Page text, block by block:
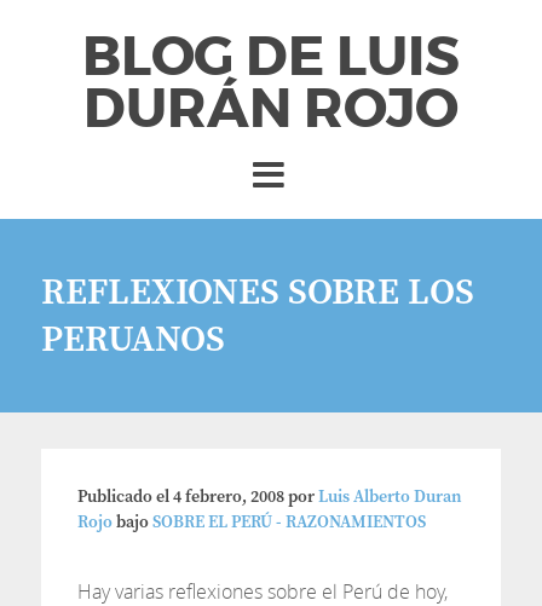
BLOG DE LUIS
DURÁN ROJO
REFLEXIONES SOBRE LOS
PERUANOS
Publicado el4 febrero, 2008porLuis Alberto Duran
RojobajoSOBRE EL PERÚ - RAZONAMIENTOS
Hay varias reflexiones sobre el Perú de hoy,